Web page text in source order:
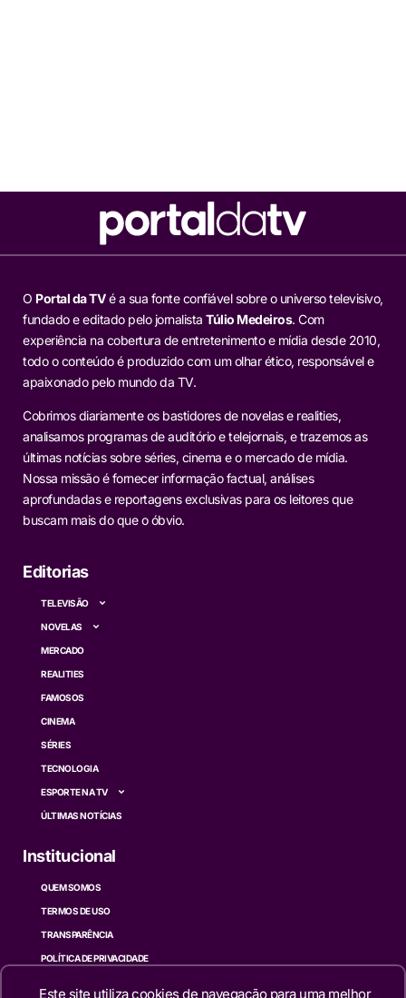
O Portal da TVé a sua fonte confiável sobre o universo televisivo,
fundado e editado pelo jornalista Túlio Medeiros. Com
experiência na cobertura de entretenimento e mídia desde 2010,
todo o conteúdo é produzido com um olhar ético, responsável e
apaixonado pelo mundo da TV.
Cobrimos diariamente os bastidores de novelas e realities,
analisamos programas de auditório e telejornais, e trazemos as
últimas notícias sobre séries, cinema e o mercado de mídia.
Nossa missão é fornecer informação factual, análises
aprofundadas e reportagens exclusivas para os leitores que
buscam mais do que o óbvio.
Editorias
TELEVISÃO
NOVELAS
MERCADO
REALITIES
FAMOSOS
CINEMA
SÉRIES
TECNOLOGIA
ESPORTE NA TV
ÚLTIMAS NOTÍCIAS
Institucional
QUEM SOMOS
TERMOS DE USO
TRANSPARÊNCIA
POLÍTICA DE PRIVACIDADE
Este site utiliza cookies de navegação para uma melhor